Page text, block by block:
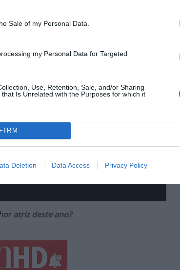
Sale of my Personal Data.
my Personal Data for Targeted
Use, Retention, Sale, and/or Sharing
Is Unrelated with the Purposes for which it
Deletion Data Access Privacy Policy
atriz deste ano?